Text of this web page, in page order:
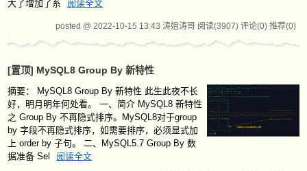
大了增加了系
阅读全文
posted @ 2022-10-15 13:43 涛姐涛哥 阅读(3907) 评论(0) 推荐(0)
[置顶] MySQL8 Group By 新特性
摘要：
MySQL8 Group By 新特性 此生此夜不长
好，明月明年何处看。 一、简介 MySQL8 新特性
之 Group By 不再隐式排序。MySQL8对于group
by 字段不再隐式排序，如需要排序，必须显式加
上 order by 子句。 二、MySQL5.7 Group By 数
据准备 Sel
阅读全文